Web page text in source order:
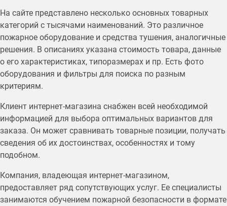
На сайте представлено несколько основных товарных
категорий с тысячами наименований. Это различное
пожарное оборудование и средства тушения, аналогичные
решения. В описаниях указана стоимость товара, данные
о его характеристиках, типоразмерах и пр. Есть фото
оборудования и фильтры для поиска по разным
критериям.
Клиент интернет-магазина снабжен всей необходимой
информацией для выбора оптимальных вариантов для
заказа. Он может сравнивать товарные позиции, получать
сведения об их достоинствах, особенностях и тому
подобном.
Компания, владеющая интернет-магазином,
предоставляет ряд сопутствующих услуг. Ее специалисты
занимаются обучением пожарной безопасности в формате